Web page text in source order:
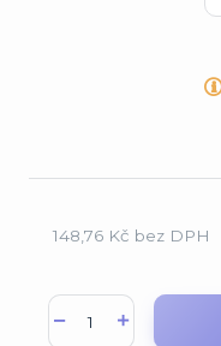
148,76 Kč bez DPH